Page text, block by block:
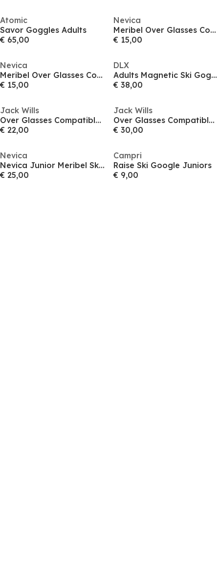
Atomic
Savor Goggles Adults
€ 65,00
Nevica
Meribel Over Glasses Compatible Anti-Fog UV Protection Ski Goggles
€ 15,00
Nevica
Meribel Over Glasses Compatible Anti-Fog UV Protection Ski Goggles
€ 15,00
DLX
Adults Magnetic Ski Goggle
€ 38,00
Jack Wills
Over Glasses Compatible Anti-fog UV Protection Ski Goggles
€ 22,00
Jack Wills
Over Glasses Compatible Anti-fog UV Protection Ski Goggles
€ 30,00
Nevica
Nevica Junior Meribel Ski Goggles: Over-Glasses Compatible Anti-Fog & UV Protection
€ 25,00
Campri
Raise Ski Google Juniors
€ 9,00